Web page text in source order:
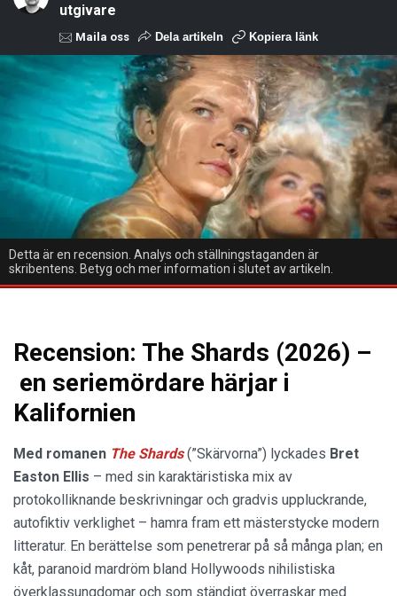
utgivare
Maila oss Dela artikeln Kopiera länk
Detta är en recension. Analys och ställningstaganden är
skribentens. Betyg och mer information i slutet av artikeln.
Recension: The Shards (2026) –
en seriemördare härjar i
Kalifornien
Med romanen The Shards(”Skärvorna”) lyckades Bret
Easton Ellis – med sin karaktäristiska mix av
protokolliknande beskrivningar och gradvis uppluckrande,
autofiktiv verklighet – hamra fram ett mästerstycke modern
litteratur. En berättelse som penetrerar på så många plan; en
kåt, paranoid mardröm bland Hollywoods nihilistiska
överklassungdomar och som ständigt överraskar med